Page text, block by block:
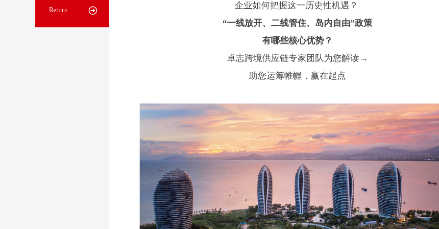
Return
企业如何把握这一历史性机遇？
“一线放开、二线管住、岛内自由”政策
有哪些核心优势？
卓志跨境供应链专家团队为您解读→
助您运筹帷幄，赢在起点